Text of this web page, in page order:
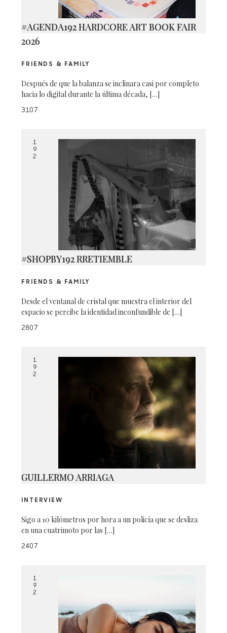
250715_P0999 WEB
#AGENDA192 HARDCORE ART BOOK FAIR
2026
FRIENDS & FAMILY
Después de que la balanza se inclinara casi por completo
hacia lo digital durante la última década, […]
3107
1
9
2
#SHOPBY192 RRETIEMBLE
FRIENDS & FAMILY
Desde el ventanal de cristal que muestra el interior del
espacio se percibe la identidad inconfundible de […]
2807
1
9
2
GUILLERMO ARRIAGA
INTERVIEW
Sigo a 10 kilómetros por hora a un policía que se desliza
en una cuatrimoto por las […]
2407
1
9
2